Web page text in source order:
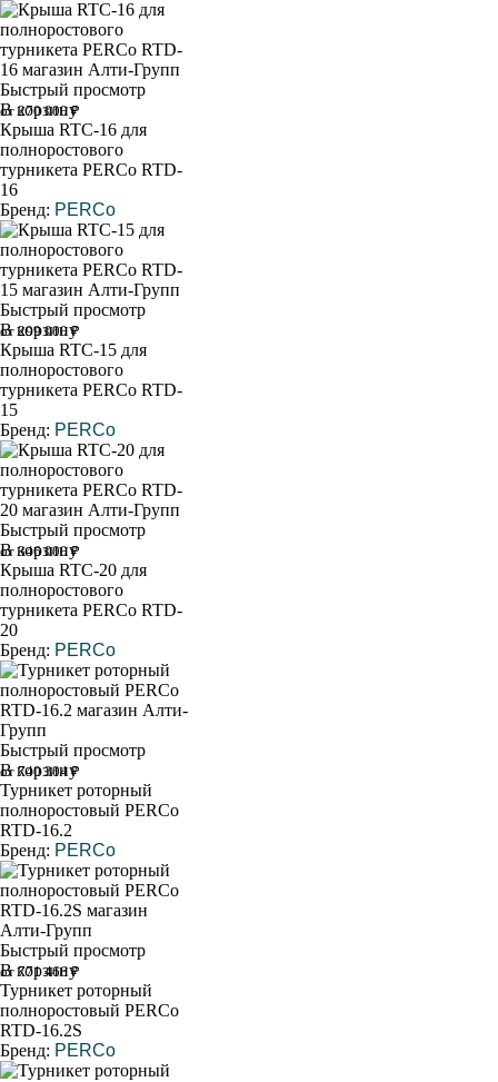
Быстрый просмотр
В корзину
от 270 000 ₽
Крыша RTC-16 для
полноростового
турникета PERCo RTD-
16
Бренд: PERCo
Быстрый просмотр
В корзину
от 299 000 ₽
Крыша RTC-15 для
полноростового
турникета PERCo RTD-
15
Бренд: PERCo
Быстрый просмотр
В корзину
от 346 000 ₽
Крыша RTC-20 для
полноростового
турникета PERCo RTD-
20
Бренд: PERCo
Быстрый просмотр
В корзину
от 740 304 ₽
Турникет роторный
полноростовый PERCo
RTD-16.2
Бренд: PERCo
Быстрый просмотр
В корзину
от 771 466 ₽
Турникет роторный
полноростовый PERCo
RTD-16.2S
Бренд: PERCo